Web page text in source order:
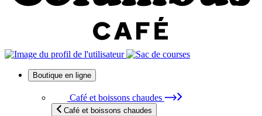
Boutique en ligne
Café et boissons chaudes
Café et boissons chaudes